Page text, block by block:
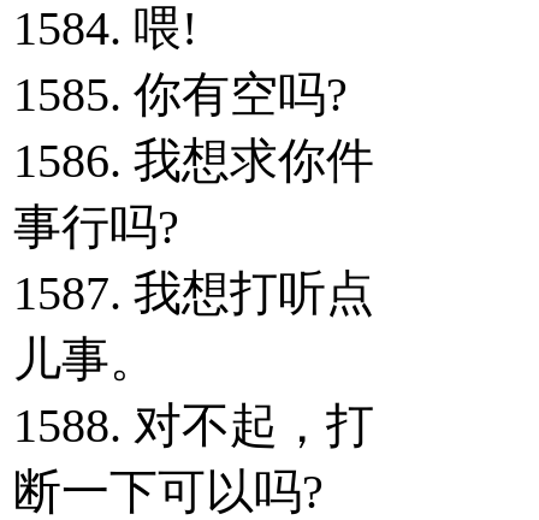
1584. 喂!
1585. 你有空吗?
1586. 我想求你件
事行吗?
1587. 我想打听点
儿事。
1588. 对不起，打
断一下可以吗?